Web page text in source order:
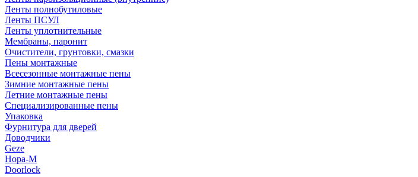
Ленты полнобутиловые
Ленты ПСУЛ
Ленты уплотнительные
Мембраны, паронит
Очистители, грунтовки, смазки
Пены монтажные
Всесезонные монтажные пены
Зимние монтажные пены
Летние монтажные пены
Специализированные пены
Упаковка
Фурнитура для дверей
Доводчики
Geze
Нора-М
Doorlock